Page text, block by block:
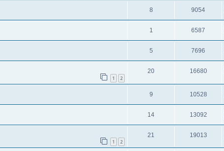
8 9054
1 6587
5 7696
1 2
20 16680
9 10528
14 13092
1 2
21 19013